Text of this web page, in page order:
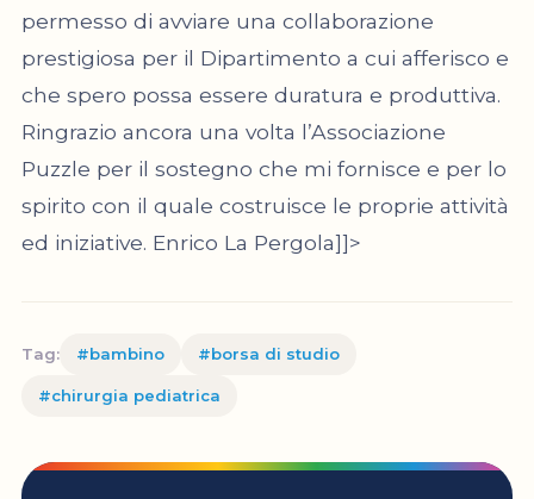
permesso di avviare una collaborazione
prestigiosa per il Dipartimento a cui afferisco e
che spero possa essere duratura e produttiva.
Ringrazio ancora una volta l’Associazione
Puzzle per il sostegno che mi fornisce e per lo
spirito con il quale costruisce le proprie attività
ed iniziative. Enrico La Pergola]]>
Tag: #bambino #borsa di studio
#chirurgia pediatrica